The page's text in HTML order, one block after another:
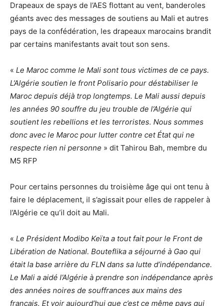
Drapeaux de spays de l’AES flottant au vent, banderoles
géants avec des messages de soutiens au Mali et autres
pays de la confédération, les drapeaux marocains brandit
par certains manifestants avait tout son sens.
« Le Maroc comme le Mali sont tous victimes de ce pays.
L’Algérie soutien le front Polisario pour déstabiliser le
Maroc depuis déjà trop longtemps. Le Mali aussi depuis
les années 90 souffre du jeu trouble de l’Algérie qui
soutient les rebellions et les terroristes. Nous sommes
donc avec le Maroc pour lutter contre cet État qui ne
respecte rien ni personne » dit Tahirou Bah, membre du
M5 RFP
Pour certains personnes du troisième âge qui ont tenu à
faire le déplacement, il s’agissait pour elles de rappeler à
l’Algérie ce qu’il doit au Mali.
« Le Président Modibo Keïta a tout fait pour le Front de
Libération de National. Bouteflika a séjourné à Gao qui
était la base arrière du FLN dans sa lutte d’indépendance.
Le Mali a aidé l’Algérie à prendre son indépendance après
des années noires de souffrances aux mains des
français. Et voir aujourd’hui que c’est ce même pays qui